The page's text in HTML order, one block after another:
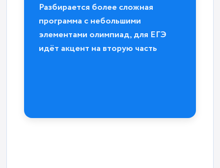
Разбирается более сложная
программа с небольшими
элементами олимпиад, для ЕГЭ
идёт акцент на вторую часть